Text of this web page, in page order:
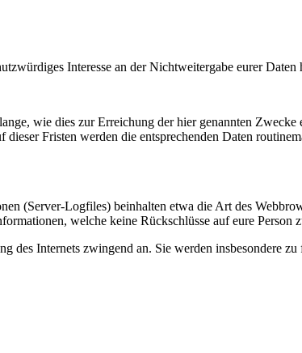
Interesse an der Nichtweitergabe eurer Daten
wie dies zur Erreichung der hier genannten Zwecke
Fristen werden die entsprechenden Daten
(Server-Logfiles) beinhalten etwa die Art des
welche keine Rückschlüsse auf eure Person
des Internets zwingend an. Sie werden insbesondere zu